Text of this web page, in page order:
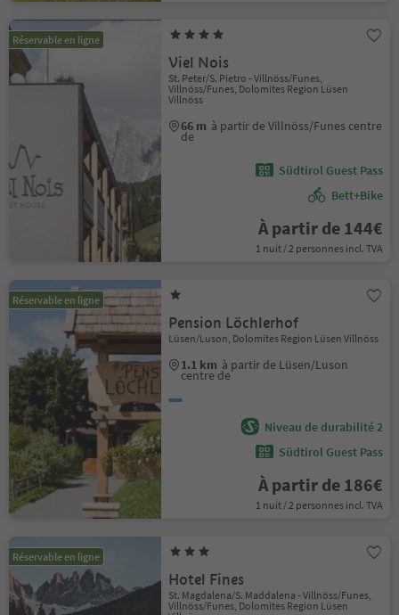
Réservable en ligne
Viel Nois
St. Peter/S. Pietro - Villnöss/Funes,
Villnöss/Funes, Dolomites Region Lüsen
Villnöss
66 m à partir de Villnöss/Funes centre
de
Südtirol Guest Pass
Bett+Bike
À partir de 144€
1 nuit / 2 personnes incl. TVA
Réservable en ligne
Pension Löchlerhof
Lüsen/Luson, Dolomites Region Lüsen Villnöss
1.1 km à partir de Lüsen/Luson
centre de
Niveau de durabilité 2
Südtirol Guest Pass
À partir de 186€
1 nuit / 2 personnes incl. TVA
Réservable en ligne
Hotel Fines
St. Magdalena/S. Maddalena - Villnöss/Funes,
Villnöss/Funes, Dolomites Region Lüsen